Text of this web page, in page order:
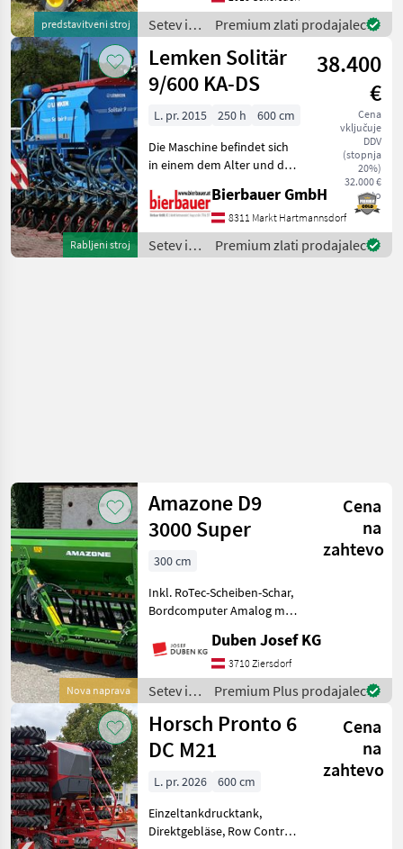
predstavitveni stroj
Tiefenverstellung aus der
Kabine Nachstriegel
Saatflussüb
Setev in
nega /
Väderstad
Premium zlati prodajalec
Rabljeni stroj
Lemken Solitär
9/600 KA-DS
38.400
€
Cena
vključuje
DDV
(stopnja
20%)
32.000 €
neto
L. pr. 2015 250 h
600 cm
Die Maschine befindet sich
in einem dem Alter und der
Zustand und kann nach
telefonischer Vereinbarung
gerne vor Ort besichtigt
und geprüft we
Bierbauer GmbH
8311 Markt Hartmannsdorf
Setev in
nega /
Premium zlati prodajalec
Nova naprava
Amazone D9
3000 Super
Cena
na
zahtevo
300 cm
Inkl. RoTec-Scheiben-Schar,
Bordcomputer Amalog mit
Füllstandsanzeige, 600 l
Saatkasteninhalt, Ladesteg
mit Handlauf, Variogetriebe,
Control-Säräder ink
Duben Josef KG
3710 Ziersdorf
Setev in
nega /
Amazone
Premium Plus prodajalec
Horsch Pronto 6
DC M21
Cena
na
zahtevo
L. pr. 2026
600 cm
Einzeltankdrucktank,
Direktgebläse, Row Control